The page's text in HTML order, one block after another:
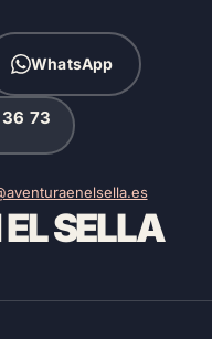
WhatsApp
73
SELLA